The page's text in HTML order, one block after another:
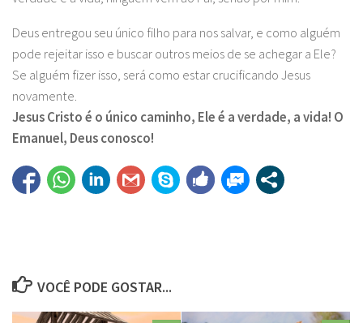
Deus entregou seu único filho para nos salvar, e como alguém
pode rejeitar isso e buscar outros meios de se achegar a Ele?
Se alguém fizer isso, será como estar crucificando Jesus
novamente.
Jesus Cristo é o único caminho, Ele é a verdade, a vida! O
Emanuel, Deus conosco!
VOCÊ PODE GOSTAR...